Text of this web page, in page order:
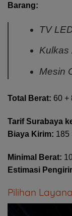
Barang:
TV
Kulkas
Mesin
Total Berat: 60 +
Tarif Surabaya
Biaya Kirim: 185
Minimal Berat:
Estimasi
Pilihan